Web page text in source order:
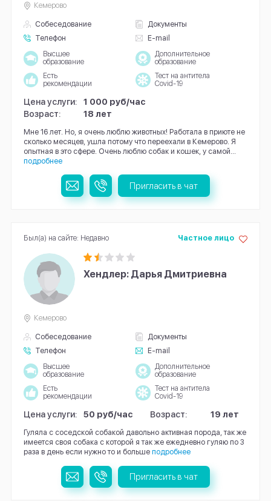
Собеседование
Документы
Телефон
E-mail
Кемерово
Высшее
образование
Дополнительное
образование
Есть
рекомендации
Тест на антитела
Covid-19
Цена услуги:
1 000 руб/час
Возраст:
18 лет
Мне 16 лет. Но, я очень люблю животных! Работала в приюте не
сколько месяцев, ушла потому что переехали в Кемерово. Я
опытная в это сфере. Очень люблю собак и кошек, у самой...
подробнее
Пригласить в чат
Хендлер: Дарья Дмитриевна
Собеседование
Документы
Телефон
E-mail
Частное лицо
Кемерово
Высшее
образование
Дополнительное
образование
Есть
рекомендации
Тест на антитела
Covid-19
Цена услуги: 50 руб/час Возраст: 19 лет
Гуляла с соседской собакой давольно активная порода, так же
имеется своя собака с которой я так же ежедневно гуляю по 3
раза в день если нужно то и больше подробнее
Был(а) на сайте: Недавно
Пригласить в чат